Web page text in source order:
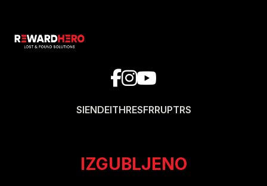
SIENDEITHRESFRRUPTRS
IZGUBLJENO